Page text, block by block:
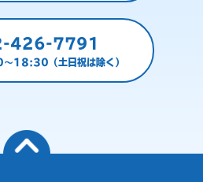
426-7791
18:30（土日祝は除く）